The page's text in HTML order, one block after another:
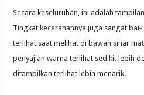
Secara keseluruhan, ini adalah
Tingkat kecerahannya juga sangat
terlihat saat melihat di bawah sinar
penyajian warna terlihat sedikit lebih
ditampilkan terlihat lebih menarik.